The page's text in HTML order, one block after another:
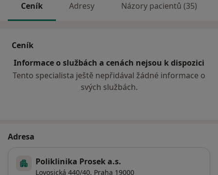
Ceník Adresy Názory pacientů (35)
Ceník
Informace o službách a cenách nejsou k dispozici
Tento specialista ještě nepřidával žádné informace o
svých službách.
Adresa
Poliklinika Prosek a.s.
Lovosická 440/40, Praha 19000